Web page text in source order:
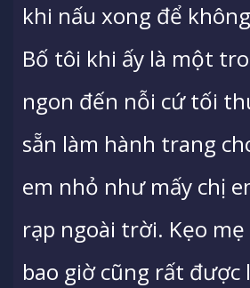
khi nấu xong để
Bố tôi khi ấy là một
ngon đến nỗi cứ tối
sẵn làm hành trang
em nhỏ như mấy chị
rạp ngoài trời. Kẹo
bao giờ cũng rất được